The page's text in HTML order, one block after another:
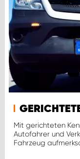
Mit gerichteten
Autofahrer und
Fahrzeug